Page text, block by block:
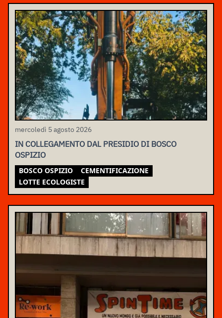
mercoledì 5 agosto 2026
IN COLLEGAMENTO DAL PRESIDIO DI BOSCO
OSPIZIO
BOSCO OSPIZIO
CEMENTIFICAZIONE
LOTTE ECOLOGISTE